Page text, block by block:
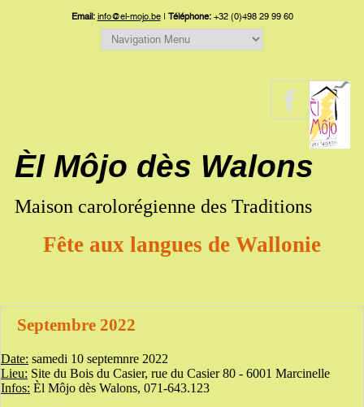
Email: info@el-mojo.be| Téléphone:+32 (0)498 29 99 60
Èl Môjo dès Walons
Maison carolorégienne des Traditions
Fête aux langues de Wallonie
Septembre 2022
Date: samedi 10 septemnre 2022
Lieu: Site du Bois du Casier, rue du Casier 80 - 6001 Marcinelle
Infos: Èl Môjo dès Walons, 071-643.123